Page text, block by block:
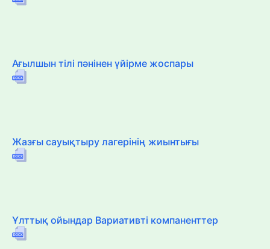
Ағылшын тілі пәнінен үйірме жоспары
Жазғы сауықтыру лагерінің жиынтығы
Ұлттық ойындар Вариативті компаненттер